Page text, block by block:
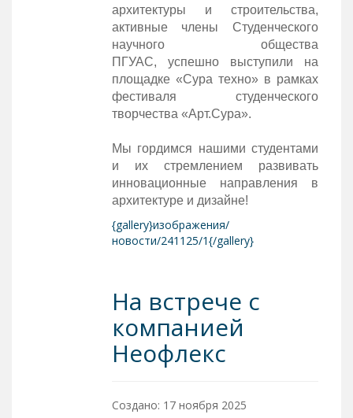
архитектуры и строительства,
активные члены Студенческого
научного общества
ПГУАС, успешно выступили на
площадке «Сура техно» в рамках
фестиваля студенческого
творчества «Арт.Сура».
Мы гордимся нашими студентами
и их стремлением развивать
инновационные направления в
архитектуре и дизайне!
{gallery}изображения/
новости/241125/1{/gallery}
На встрече с
компанией
Неофлекс
Создано: 17 ноября 2025